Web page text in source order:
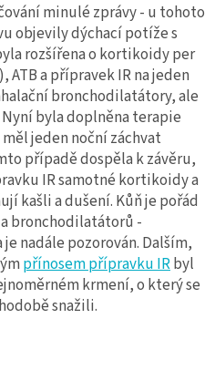
minulé zprávy - u tohoto
objevily dýchací potíže s
rozšířena o kortikoidy per
a přípravek IR na jeden
bronchodilatátory, ale
Nyní byla doplněna terapie
jeden noční záchvat
případě dospěla k závěru,
IR samotné kortikoidy a
kašli a dušení. Kůň je pořád
bronchodilatátorů -
nadále pozorován. Dalším,
přínosem přípravku IRbyl
krmení, o který se
snažili.